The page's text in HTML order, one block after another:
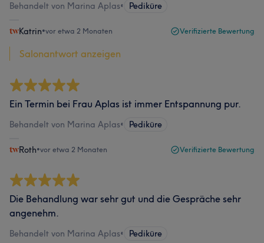
Behandelt von Marina Aplas• Pediküre
Katrin•vor etwa 2 Monaten Verifizierte Bewertung
Salonantwort anzeigen
Ein Termin bei Frau Aplas ist immer Entspannung pur.
Behandelt von Marina Aplas• Pediküre
Roth•vor etwa 2 Monaten Verifizierte Bewertung
Die Behandlung war sehr gut und die Gespräche sehr
angenehm.
Behandelt von Marina Aplas• Pediküre